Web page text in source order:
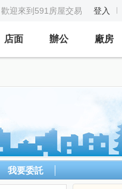
迎來到591房屋交易 登入
店面 辦公 廠房
我要委託